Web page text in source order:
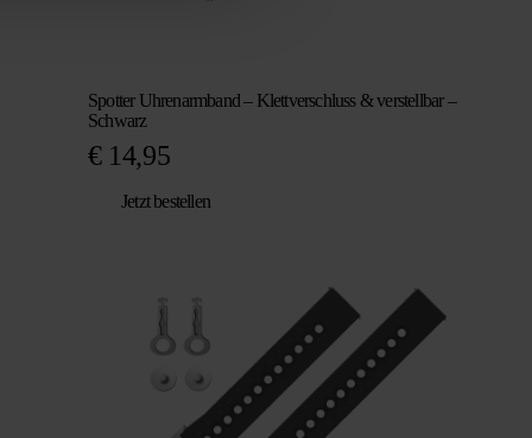
Spotter Uhrenarmband – Klettverschluss & verstellbar –
Schwarz
€14,95
Jetzt bestellen